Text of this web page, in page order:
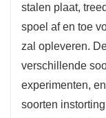
stalen plaat,
spoel af en toe
zal opleveren.
verschillende
experimenten,
soorten